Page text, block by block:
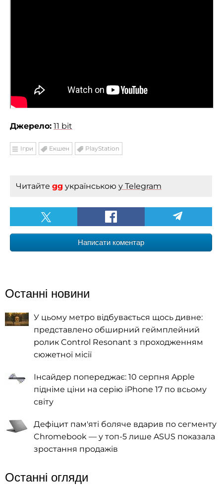
Джерело: 11 bit
Ігри Екшен PlayStation
Читайте gg українською у Telegram
Написати коментар
Останні новини
У цьому метро відбувається щось дивне:
представлено обширний геймплейний
ролик Control Resonant з проходженням
сюжетної місії
Інсайдер попереджає: 10 серпня Apple
підніме ціни на серію iPhone 17 по всьому
світу
Дефіцит пам'яті боляче вдарив по сегменту
Chromebook — у топ-5 лише ASUS показала
зростання продажів
Останні огляди